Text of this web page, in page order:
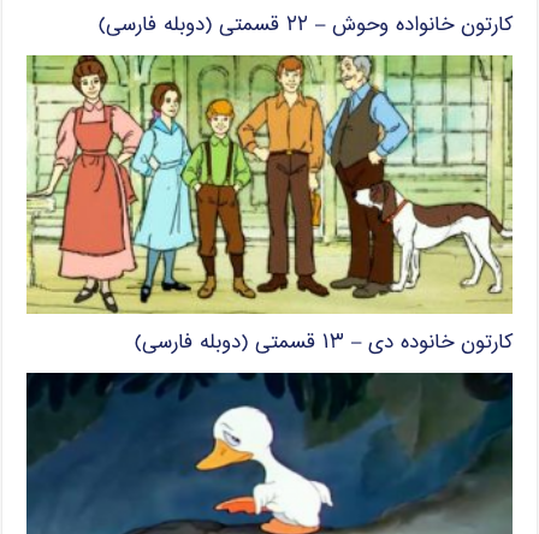
کارتون خانواده وحوش – ۲۲ قسمتی (دوبله فارسی)
کارتون خانوده دی – ۱۳ قسمتی (دوبله فارسی)